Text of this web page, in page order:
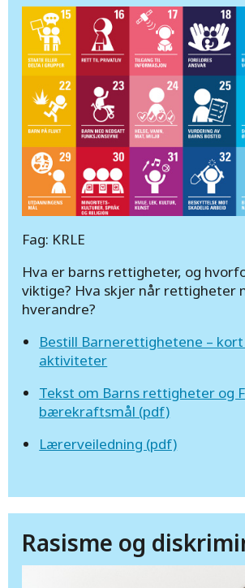
Fag: KRLE
Hva er barns rettigheter, og
viktige? Hva skjer når rettigheter
hverandre?
Bestill Barnerettighetene –
aktiviteter
Tekst om Barns rettigheter og
bærekraftsmål (pdf)
Lærerveiledning (pdf)
Rasisme og